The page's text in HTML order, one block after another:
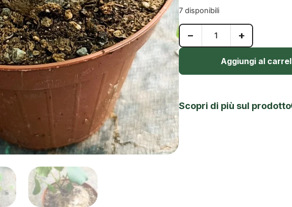
7 disponibili
− +
Aggiungi al
Scopri di più sul prodotto